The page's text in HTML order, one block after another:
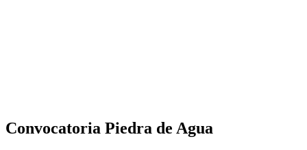
Convocatoria Piedra de Agua